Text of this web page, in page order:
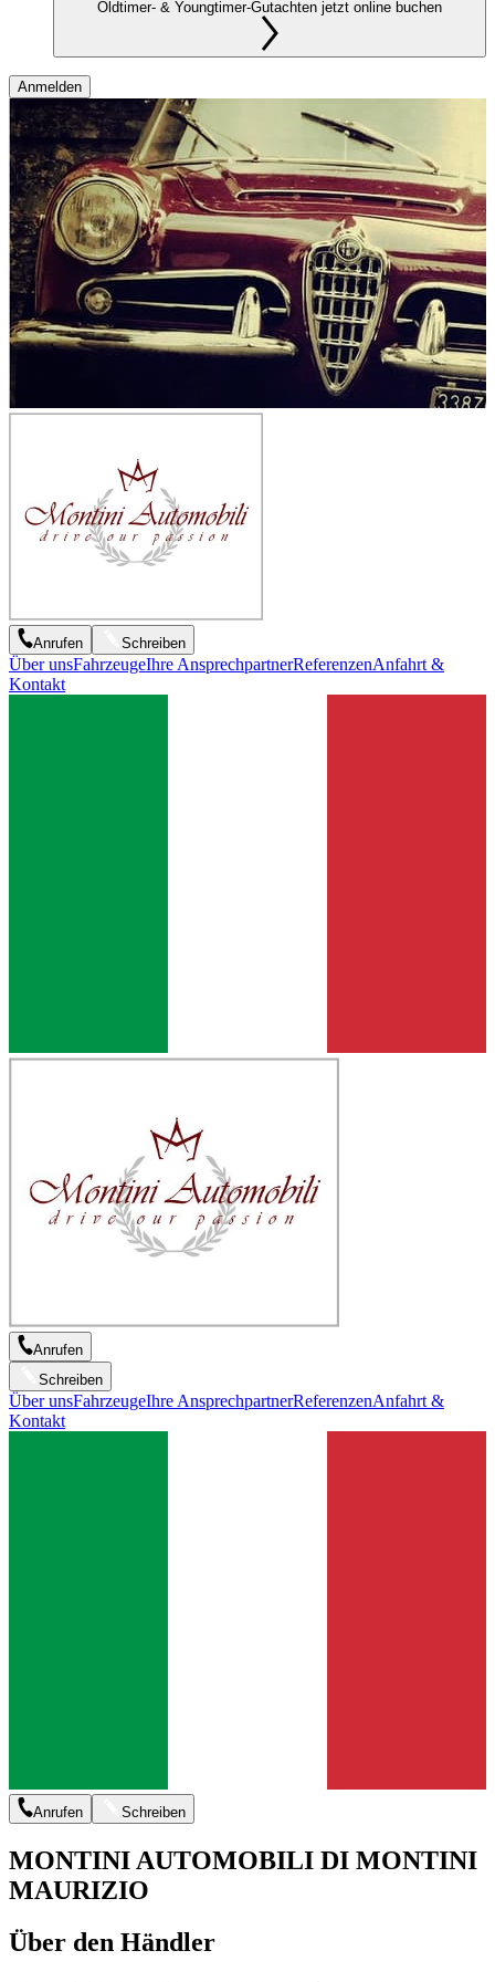
Oldtimer- & Youngtimer-Gutachten jetzt online buchen
Anmelden
Anrufen Schreiben
Über unsFahrzeugeIhre AnsprechpartnerReferenzenAnfahrt &
Kontakt
Anrufen
Schreiben
Über unsFahrzeugeIhre AnsprechpartnerReferenzenAnfahrt &
Kontakt
Anrufen Schreiben
MONTINI AUTOMOBILI DI MONTINI
MAURIZIO
Über den Händler